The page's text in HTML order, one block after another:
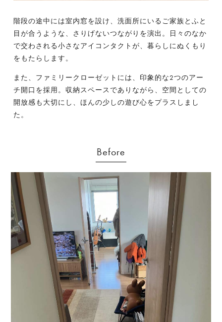
階段の途中には室内窓を設け、洗面所にいるご家族とふと
目が合うような、さりげないつながりを演出。日々のなか
で交わされる小さなアイコンタクトが、暮らしにぬくもり
をもたらします。
また、ファミリークローゼットには、印象的な2つのアー
チ開口を採用。収納スペースでありながら、空間としての
開放感も大切にし、ほんの少しの遊び心をプラスしまし
た。
Before